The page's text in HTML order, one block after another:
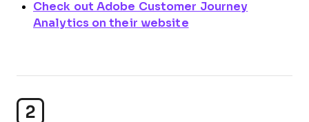
Check out Adobe Customer Journey
Analytics on their website
2